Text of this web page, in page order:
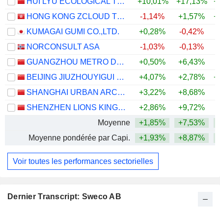
Dernier Transcript: Sweco AB
HONG KONG ZCLOUD TECHNOLOGY CONSTRUCTION LIMITED
-1,14% +1,57%
KUMAGAI GUMI CO.,LTD.
+0,28% -0,42%
NORCONSULT ASA
-1,03% -0,13%
GUANGZHOU METRO DESIGN & RESEARCH INSTITUTE CO., LTD.
+0,50% +6,43%
BEIJING JIUZHOUYIGUI ENVIRONMENTAL TECHNOLOGY CO., LTD.
+4,07% +2,78%
SHANGHAI URBAN ARCHITECTURE DESIGN CO., LTD.
+3,22% +8,68%
SHENZHEN LIONS KING HI-TECH CO., LTD
+2,86% +9,72%
Moyenne
+1,85% +7,53%
Moyenne pondérée par Capi.
+1,93% +8,87%
Voir toutes les performances sectorielles